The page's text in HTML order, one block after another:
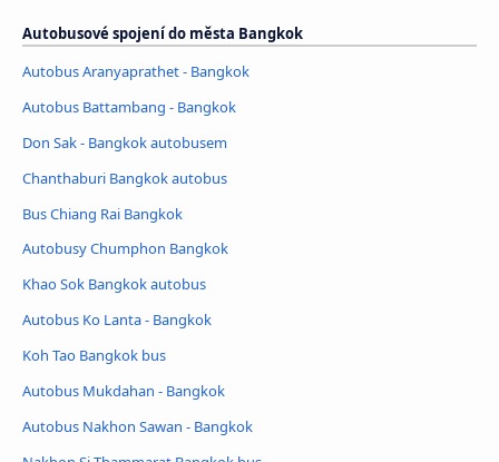
Autobusové spojení do města Bangkok
Autobus Aranyaprathet - Bangkok
Autobus Battambang - Bangkok
Don Sak - Bangkok autobusem
Chanthaburi Bangkok autobus
Bus Chiang Rai Bangkok
Autobusy Chumphon Bangkok
Khao Sok Bangkok autobus
Autobus Ko Lanta - Bangkok
Koh Tao Bangkok bus
Autobus Mukdahan - Bangkok
Autobus Nakhon Sawan - Bangkok